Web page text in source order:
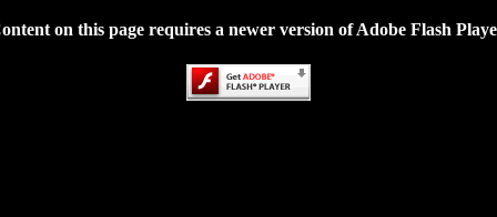
on this page requires a newer version of Adobe Flash